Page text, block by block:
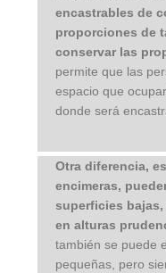
encastrables de
proporciones de
conservar las
permite que las
espacio que
donde será
Otra diferencia,
encimeras,
superficies
en alturas
también se puede
pequeñas, pero